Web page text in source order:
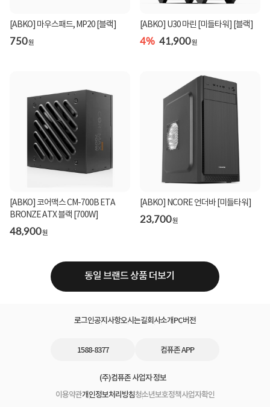
[ABKO] 마우스패드, MP20 [블랙]
750원
[ABKO] U30 마린 [미들타워] [블랙]
4% 41,900원
[ABKO] 코어맥스 CM-700B ETA
BRONZE ATX 블랙 [700W]
48,900원
[ABKO] NCORE 언더바 [미들타워]
23,700원
동일 브랜드 상품 더보기
로그인공지사항오시는길회사소개PC버전
1588-8377 컴퓨존 APP
(주)컴퓨존 사업자 정보
이용약관개인정보처리방침청소년보호정책사업자확인